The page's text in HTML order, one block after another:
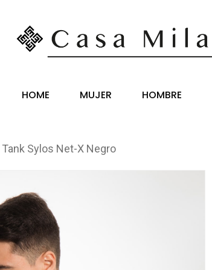
HOME MUJER HOMBRE
Tank Sylos Net-X Negro